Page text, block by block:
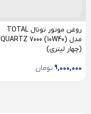
روغن موتور توتال TOTAL
مدل (QUARTZ 7000 (10W40
(چهار لیتری)
9,000,000 تومان